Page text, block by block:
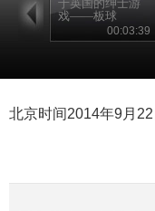
于英国的绅士游
戏——板球
00:03:39
北京时间2014年9月